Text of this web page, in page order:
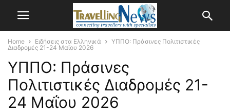
Home Ειδήσεις στα Ελληνικά
ΥΠΠΟ: Πράσινες Πολιτιστικές
Διαδρομές 21-24 Μαΐου 2026
ΥΠΠΟ: Πράσινες
Πολιτιστικές Διαδρομές 21-
24 Μαΐου 2026